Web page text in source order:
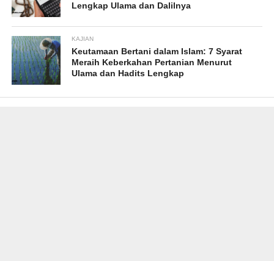
Lengkap Ulama dan Dalilnya
KAJIAN
Keutamaan Bertani dalam Islam: 7 Syarat
Meraih Keberkahan Pertanian Menurut
Ulama dan Hadits Lengkap